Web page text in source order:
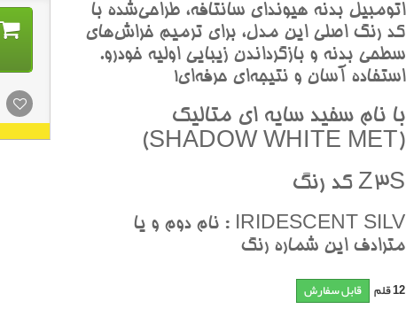
اتومبيل بدنه هيونداي سانتافه، طراحي‌شده با
کد رنگ اصلي اين مدل، براي ترميم خراش‌هاي
سطحي بدنه و بازگرداندن زيبايي اوليه خودرو.
استفاده آسان و نتيجه‌اي حرفه‌اي!
با نام سفيد سايه اي متاليک
(SHADOW WHITE MET)
Z3S کد رنگ
IRIDESCENT SILV : نام دوم و يا
مترادف اين شماره رنگ
12قلم قابل سفارش